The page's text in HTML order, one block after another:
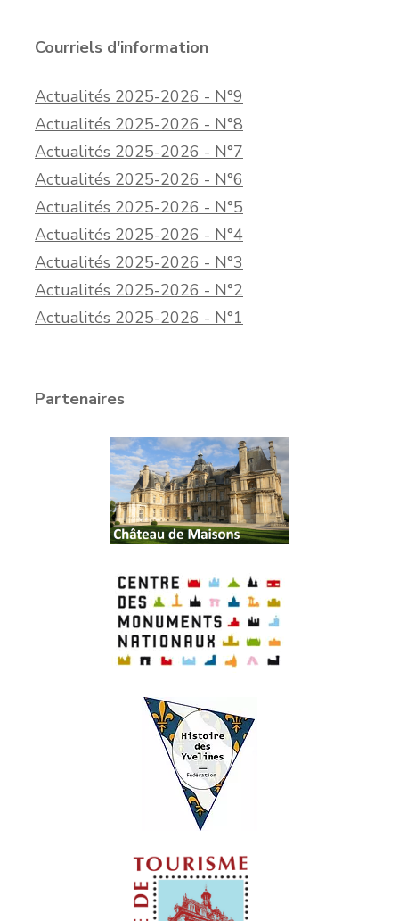
Courriels d'information
Actualités 2025-2026 - N°9
Actualités 2025-2026 - N°8
Actualités 2025-2026 - N°7
Actualités 2025-2026 - N°6
Actualités 2025-2026 - N°5
Actualités 2025-2026 - N°4
Actualités 2025-2026 - N°3
Actualités 2025-2026 - N°2
Actualités 2025-2026 - N°1
Partenaires